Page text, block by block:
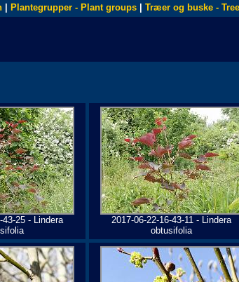
Plantegrupper - Plant groups Træer og buske -
43-25 - Lindera
2017-06-22-16-43-11 - Lindera
obtusifolia